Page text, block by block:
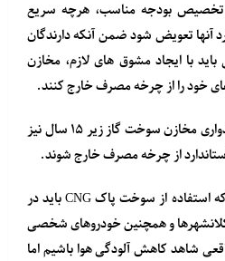
و تخصیص بودجه مناسب، هرچه سریع
آنها تعویض شود ضمن آنکه دارندگان
با ایجاد مشوق های لازم، مخازن
خود را از چرخه مصرف خارج کنند.
آئینی گفت: باید بازرسی های ادواری مخازن سوخت گاز زیر ۱۵ سال نیز
از چرخه مصرف خارج شوند.
وی تاکید کرد: تردیدی نداریم که استفاده از سوخت پاک CNG باید در
و همچنین خودروهای شخصی
شاهد کاهش آلودگی هوا باشیم اما